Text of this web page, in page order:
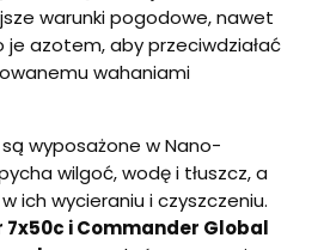
warunki pogodowe, nawet
je azotem, aby przeciwdziałać
wahaniami
wyposażone w Nano-
wilgoć, wodę i tłuszcz, a
ich wycieraniu i czyszczeniu.
i Commander Global